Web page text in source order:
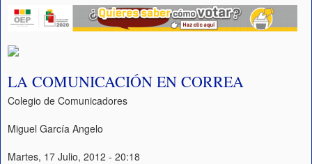
LA COMUNICACIÓN EN CORREA
Colegio de Comunicadores
Miguel García Angelo
Martes, 17 Julio, 2012 - 20:18